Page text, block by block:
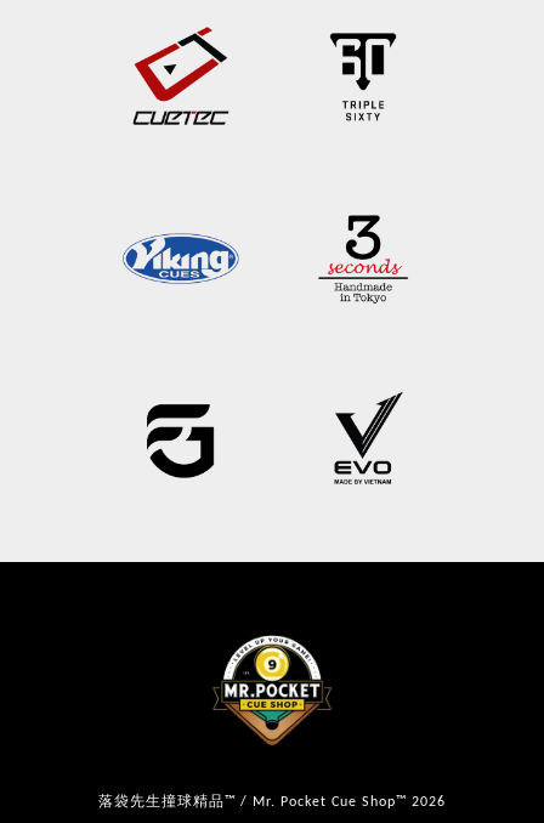
落袋先生撞球精品™ / Mr. Pocket Cue Shop™ 2026